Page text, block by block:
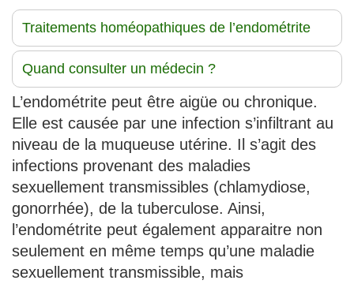
Traitements homéopathiques de l’endométrite
Quand consulter un médecin ?
L’endométrite peut être aigüe ou chronique.
Elle est causée par une infection s’infiltrant au
niveau de la muqueuse utérine. Il s’agit des
infections provenant des maladies
sexuellement transmissibles (chlamydiose,
gonorrhée), de la tuberculose. Ainsi,
l’endométrite peut également apparaitre non
seulement en même temps qu’une maladie
sexuellement transmissible, mais